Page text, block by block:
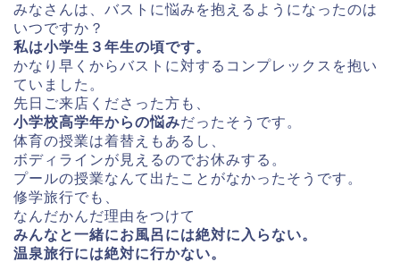
みなさんは、バストに悩みを抱えるようになったのは
いつですか？
私は小学生３年生の頃です。
かなり早くからバストに対するコンプレックスを抱い
ていました。
先日ご来店くださった方も、
小学校高学年からの悩みだったそうです。
体育の授業は着替えもあるし、
ボディラインが見えるのでお休みする。
プールの授業なんて出たことがなかったそうです。
修学旅行でも、
なんだかんだ理由をつけて
みんなと一緒にお風呂には絶対に入らない。
温泉旅行には絶対に行かない。